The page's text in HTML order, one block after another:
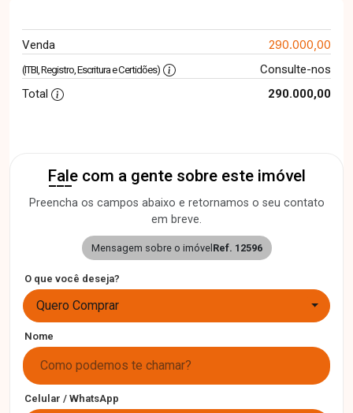
Venda 290.000,00
(ITBI, Registro, Escritura e Certidões)
Consulte-nos
Total
290.000,00
Fale com a gente sobre este imóvel
Preencha os campos abaixo e retornamos o seu contato
em breve.
Mensagem sobre o imóvel Ref. 12596
O que você deseja?
Quero Comprar
Nome
Celular / WhatsApp